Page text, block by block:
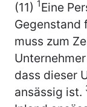
(11) 1Eine
Gegenstand
muss zum
dass dieser
ansässig ist.